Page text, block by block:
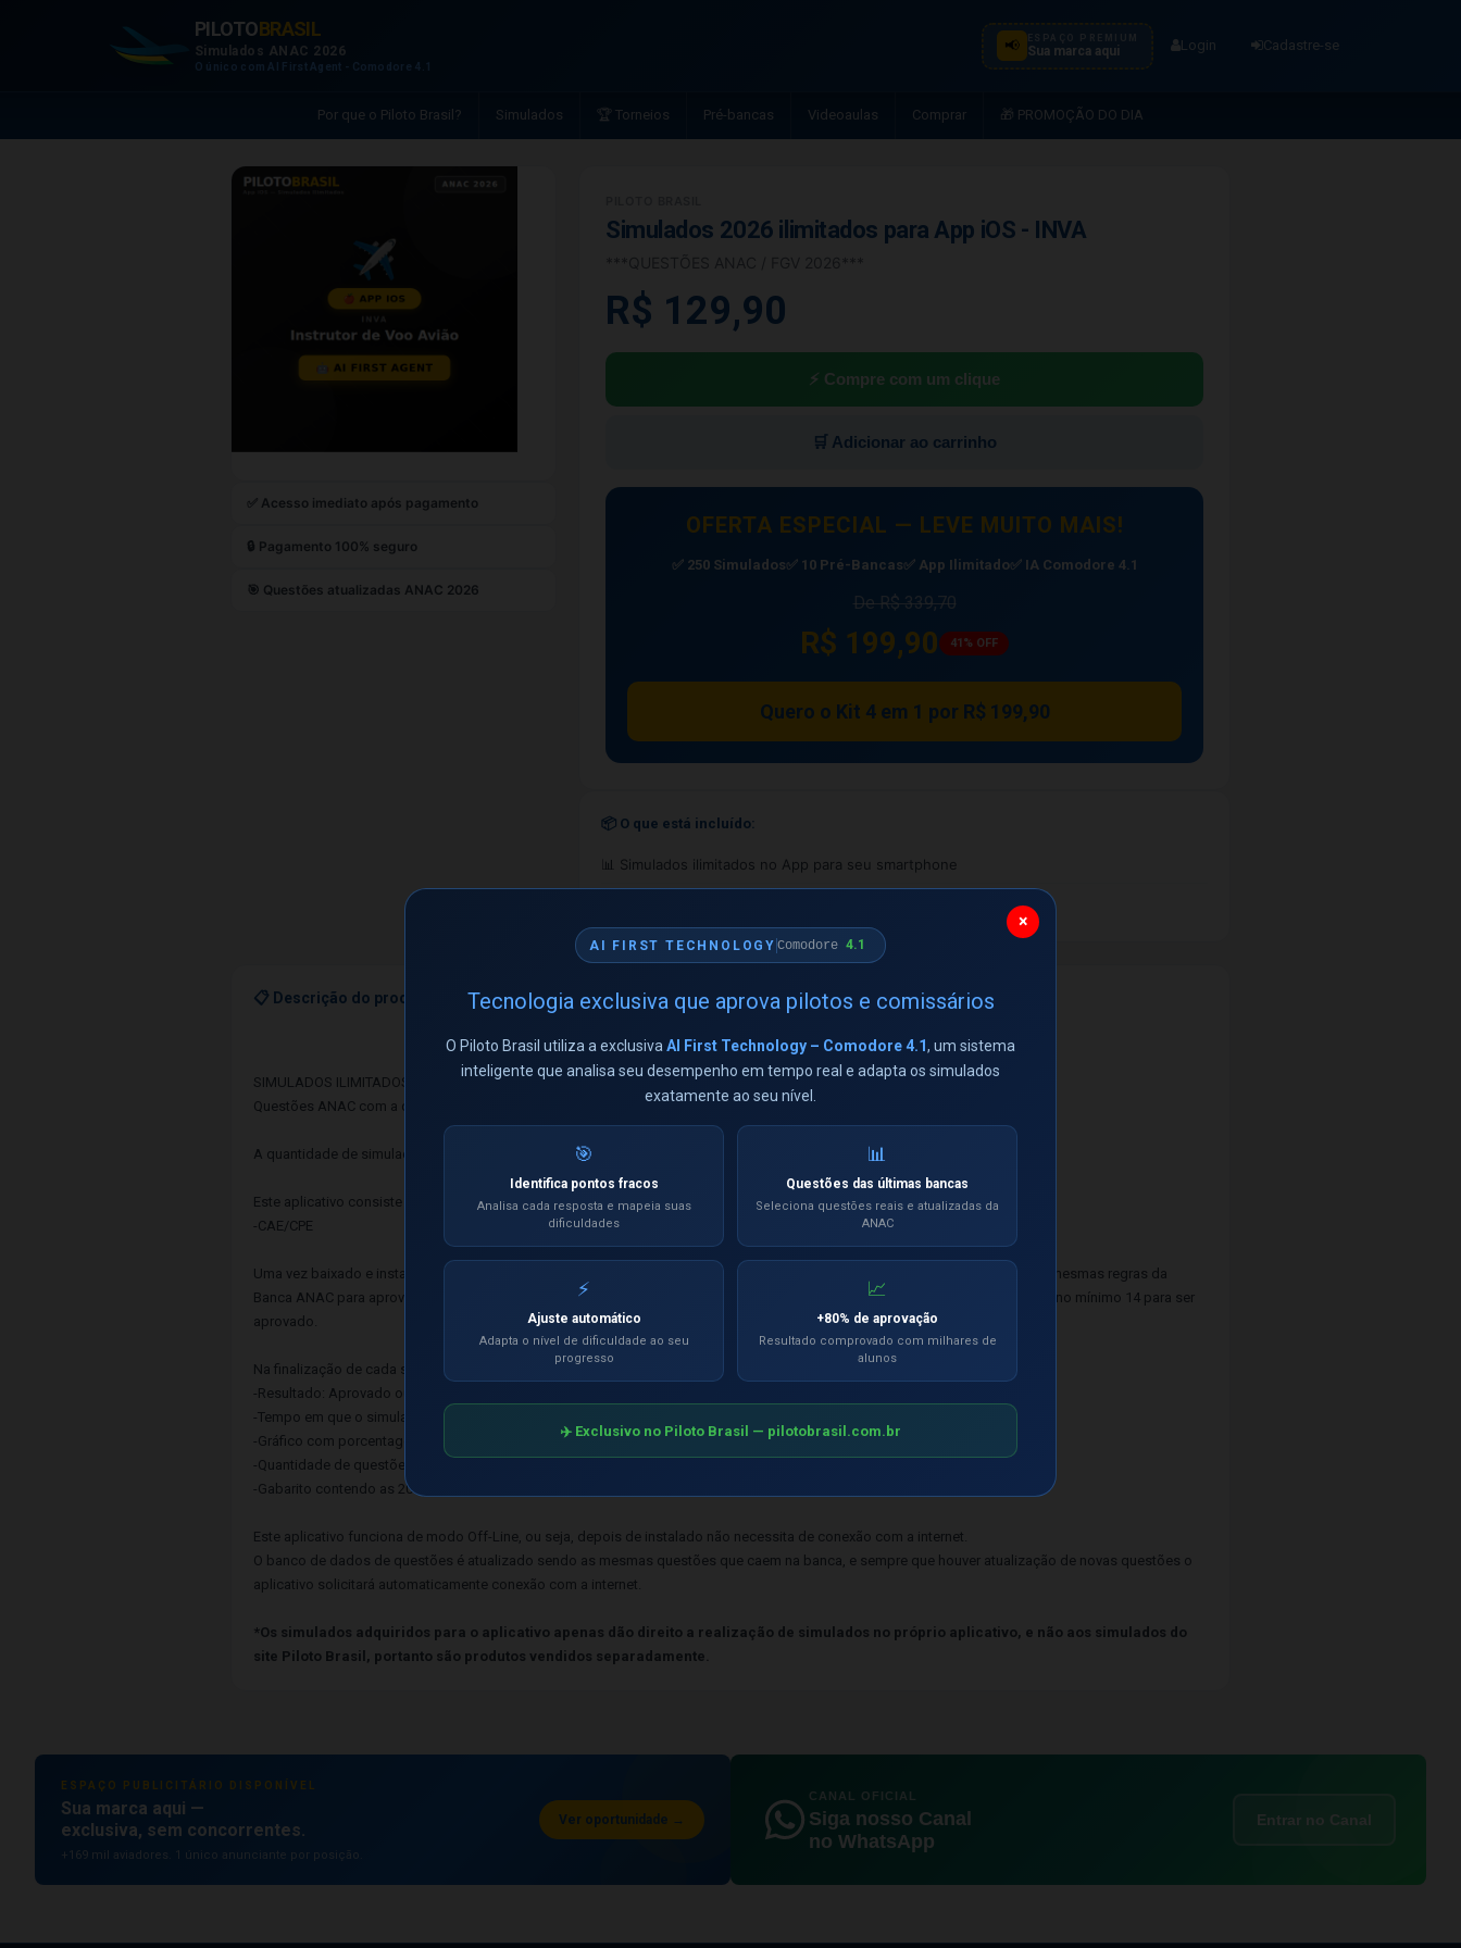
PILOTOBRASIL
Simulados ANAC 2026
O único com AI First Agent - Comodore 4.1
📢 Sua marca aqui Login Cadastre-se
Por que o Piloto Brasil? Simulados 🏆 Torneios Pré-bancas Videoaulas Comprar 🎁 PROMOÇÃO DO DIA
✅ Acesso imediato após pagamento
🔒 Pagamento 100% seguro
🎯 Questões atualizadas ANAC 2026
Simulados 2026 ilimitados para App iOS - INVA
R$ 129,90
⚡ Compre com um clique
🛒 Adicionar ao carrinho
OFERTA ESPECIAL — LEVE MUITO MAIS!
✅ 250 Simulados✅ 10 Pré-Bancas✅ App Ilimitado✅ IA Comodore 4.1
De R$ 339,70
R$ 199,90 41% OFF
Quero o Kit 4 em 1 por R$ 199,90
📦 O que está incluído:
📊 Simulados ilimitados no App para seu smartphone
📋 Descrição do produto
SIMULADOS ILIMITADOS
Questões ANAC com a qualidade Piloto Brasil. Formando profissionais da aviação desde 2004!
A quantidade de simulados disponíveis é ilimitado e não tem prazo de validade.
Este aplicativo consiste em um sistema que engloba todas as matérias do curso de Instrutor de Voo de Avião:
-CAE/CPE
Uma vez baixado e instalado o APP contém todo o banco de dados de questões do curso, onde o candidato deverá seguir as mesmas regras da
Banca ANAC para aprovação, contendo 20 questões sorteadas randomicamente à cada simulado e o candidato deverá acertar no mínimo 14 para ser
aprovado.
Na finalização de cada simulado, será exibido:
-Resultado: Aprovado ou Reprovado.
-Tempo em que o simulado foi realizado.
-Gráfico com porcentagem de questões Corretas, Incorretas e em Branco.
-Quantidade de questões Corretas, Incorretas e em Branco
-Gabarito contendo as 20 questões com as alternativas que foram acertadas ou erradas.
Este aplicativo funciona de modo Off-Line, ou seja, depois de instalado não necessita de conexão com a internet.
O banco de dados de questões é atualizado sendo as mesmas questões que caem na banca, e sempre que houver atualização de novas questões o
aplicativo solicitará automaticamente conexão com a internet.
*Os simulados adquiridos para o aplicativo apenas dão direito a realização de simulados no próprio aplicativo, e não aos simulados do
site Piloto Brasil, portanto são produtos vendidos separadamente.
ESPAÇO PUBLICITÁRIO DISPONÍVEL
Sua marca aqui —
exclusiva, sem concorrentes.
+169 mil aviadores. 1 único anunciante por posição.
Ver oportunidade →
CANAL OFICIAL
Siga nosso Canal
no WhatsApp
Entrar no Canal
×
AI FIRST TECHNOLOGY Comodore4.1
Tecnologia exclusiva que aprova pilotos e comissários
O Piloto Brasil utiliza a exclusiva AI First Technology – Comodore 4.1, um sistema
inteligente que analisa seu desempenho em tempo real e adapta os simulados
exatamente ao seu nível.
🎯
Identifica pontos fracos
Analisa cada resposta e mapeia suas
dificuldades
📊
Questões das últimas bancas
Seleciona questões reais e atualizadas da
ANAC
⚡
Ajuste automático
Adapta o nível de dificuldade ao seu
progresso
📈
+80% de aprovação
Resultado comprovado com milhares de
alunos
✈️ Exclusivo no Piloto Brasil — pilotobrasil.com.br